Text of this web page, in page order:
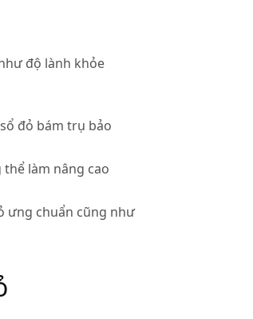
độ lành khỏe
đỏ bám trụ bảo
làm nâng cao
ưng chuẩn cũng như